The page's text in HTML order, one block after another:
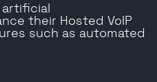
their Hosted VoIP
such as automated